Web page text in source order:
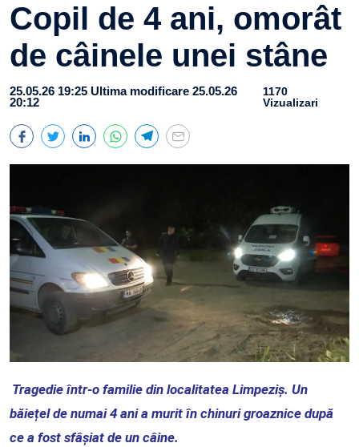
Copil de 4 ani, omorât
de câinele unei stâne
25.05.26 19:25 Ultima modificare 25.05.26
20:12
1170
Vizualizari
Tragedie într-o familie din localitatea Limpeziș. Un
băiețel de numai 4 ani a murit în chinuri groaznice după
ce a fost sfâșiat de un câine.